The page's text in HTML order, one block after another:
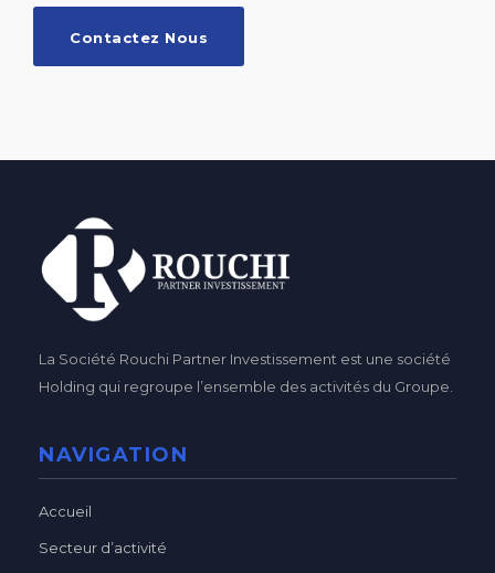
Contactez Nous
La Société Rouchi Partner Investissement est une société
Holding qui regroupe l’ensemble des activités du Groupe.
NAVIGATION
Accueil
Secteur d’activité